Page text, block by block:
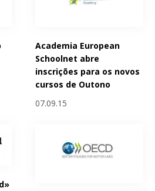
Academia European
Schoolnet abre
inscrições para os novos
cursos de Outono
07.09.15